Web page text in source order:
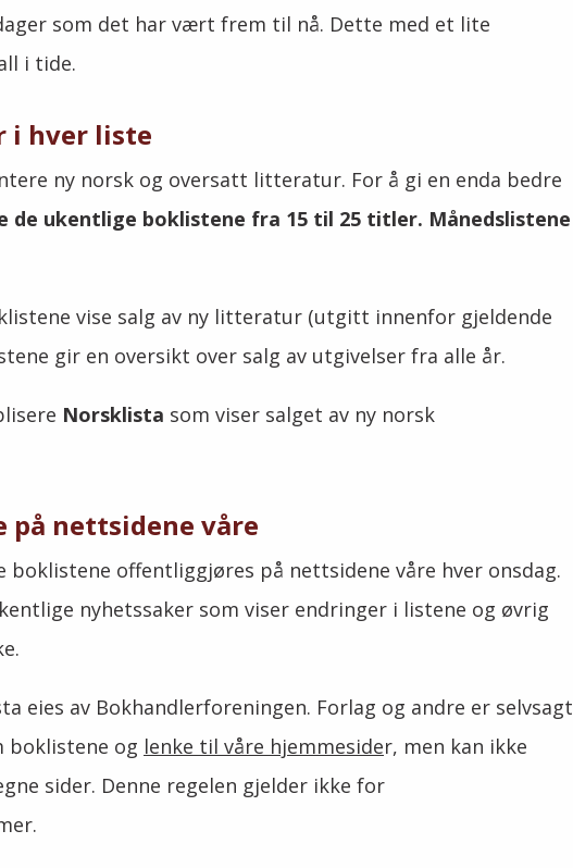
som det har vært frem til nå. Dette med et lite
i tide.
i hver liste
ny norsk og oversatt litteratur. For å gi en enda bedre
de ukentlige boklistene fra 15 til 25 titler. Månedslistene
vise salg av ny litteratur (utgitt innenfor gjeldende
gir en oversikt over salg av utgivelser fra alle år.
Norsklista som viser salget av ny norsk
nettsidene våre
boklistene offentliggjøres på nettsidene våre hver onsdag.
nyhetssaker som viser endringer i listene og øvrig
eies av Bokhandlerforeningen. Forlag og andre er selvsagt
boklistene og lenke til våre hjemmesider, men kan ikke
sider. Denne regelen gjelder ikke for